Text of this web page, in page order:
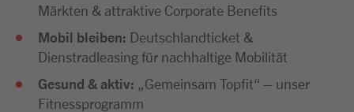
Märkten & attraktive Corporate Benefits
Mobil bleiben: Deutschlandticket &
Dienstradleasing für nachhaltige Mobilität
Gesund & aktiv:
„Gemeinsam Topfit“ – unser
Fitnessprogramm